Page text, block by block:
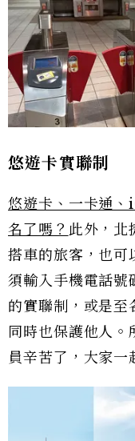
悠遊卡實聯制
悠遊卡、一卡通
名了嗎？ 此外，北
搭車的旅客，也
須輸入手機電話號
的實聯制，或是至
同時也保護他人
員辛苦了，大家一